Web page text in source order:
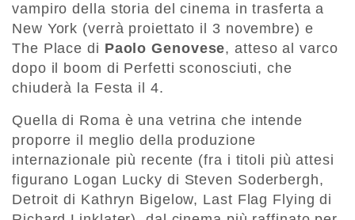
vampiro della storia del cinema in trasferta a
New York (verrà proiettato il 3 novembre) e
The Place di Paolo Genovese, atteso al varco
dopo il boom di Perfetti sconosciuti, che
chiuderà la Festa il 4.
Quella di Roma è una vetrina che intende
proporre il meglio della produzione
internazionale più recente (fra i titoli più attesi
figurano Logan Lucky di Steven Soderbergh,
Detroit di Kathryn Bigelow, Last Flag Flying di